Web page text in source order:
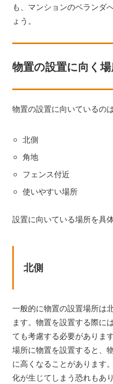
も、マンションのベランダ
ょう。
物置の設置に向く
物置の設置に向いているの
北側
角地
フェンス付近
使いやすい場所
設置に向いている場所を具
北側
一般的に物置の設置場所は
ます。物置を設置する際に
ても考慮する必要がありま
場所に物置を設置すると、
に高くなることがあります
化が生じてしまう恐れもあり